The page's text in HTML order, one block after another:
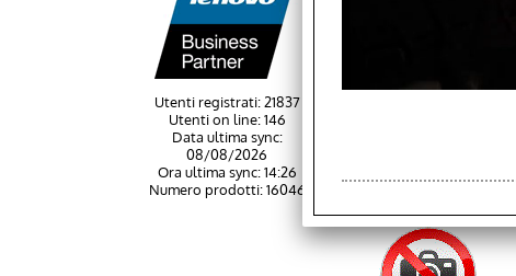
Utenti registrati: 21837
Utenti on line: 146
Data ultima sync:
08/08/2026
Ora ultima sync: 14:26
Numero prodotti: 16046